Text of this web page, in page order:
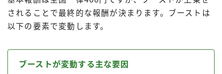
されることで最終的な報酬が決まります。ブーストは
以下の要素で変動します。
ブーストが変動する主な要因